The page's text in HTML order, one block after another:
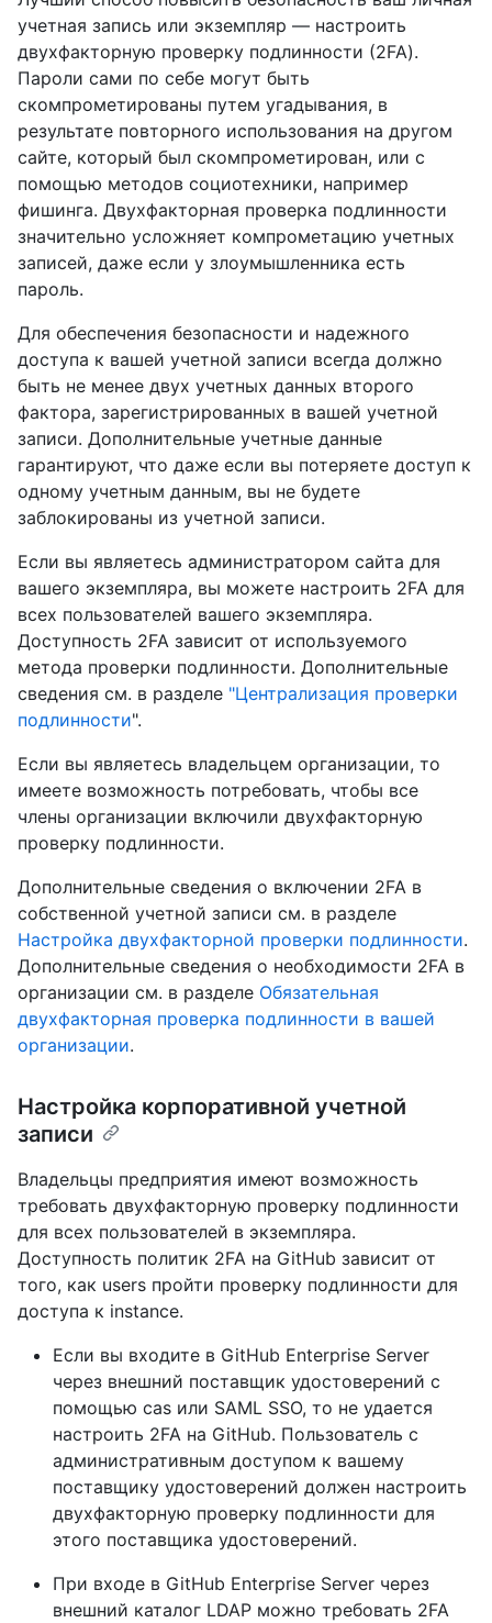
учетная запись или экземпляр — настроить
двухфакторную проверку подлинности (2FA).
Пароли сами по себе могут быть
скомпрометированы путем угадывания, в
результате повторного использования на другом
сайте, который был скомпрометирован, или с
помощью методов социотехники, например
фишинга. Двухфакторная проверка подлинности
значительно усложняет компрометацию учетных
записей, даже если у злоумышленника есть
пароль.
Для обеспечения безопасности и надежного
доступа к вашей учетной записи всегда должно
быть не менее двух учетных данных второго
фактора, зарегистрированных в вашей учетной
записи. Дополнительные учетные данные
гарантируют, что даже если вы потеряете доступ к
одному учетным данным, вы не будете
заблокированы из учетной записи.
Если вы являетесь администратором сайта для
вашего экземпляра, вы можете настроить 2FA для
всех пользователей вашего экземпляра.
Доступность 2FA зависит от используемого
метода проверки подлинности. Дополнительные
сведения см. в разделе "Централизация проверки
подлинности".
Если вы являетесь владельцем организации, то
имеете возможность потребовать, чтобы все
члены организации включили двухфакторную
проверку подлинности.
Дополнительные сведения о включении 2FA в
собственной учетной записи см. в разделе
Настройка двухфакторной проверки подлинности.
Дополнительные сведения о необходимости 2FA в
организации см. в разделе Обязательная
двухфакторная проверка подлинности в вашей
организации.
Настройка корпоративной учетной
записи
Владельцы предприятия имеют возможность
требовать двухфакторную проверку подлинности
для всех пользователей в экземпляра.
Доступность политик 2FA на GitHub зависит от
того, как users пройти проверку подлинности для
доступа к instance.
Если вы входите в GitHub Enterprise Server
через внешний поставщик удостоверений с
помощью cas или SAML SSO, то не удается
настроить 2FA на GitHub. Пользователь с
административным доступом к вашему
поставщику удостоверений должен настроить
двухфакторную проверку подлинности для
этого поставщика удостоверений.
При входе в GitHub Enterprise Server через
внешний каталог LDAP можно требовать 2FA